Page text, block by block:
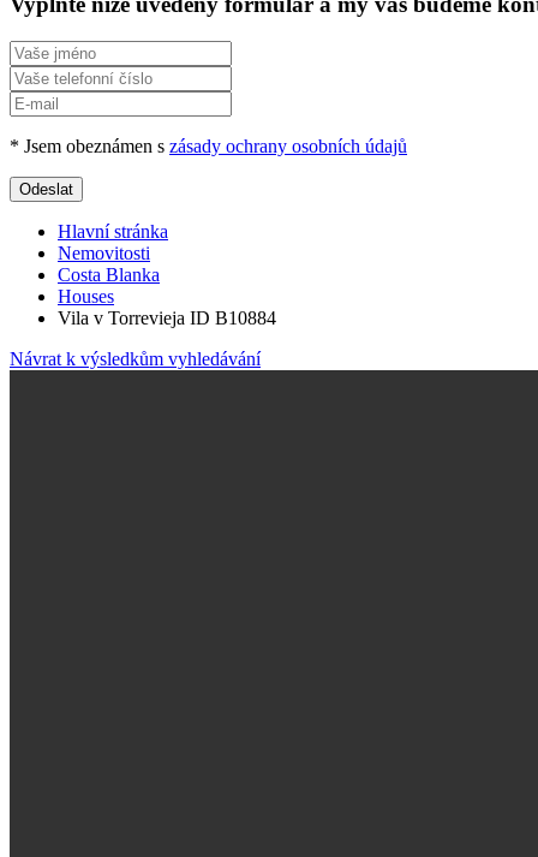
* Jsem obeznámen s zásady ochrany osobních údajů
Odeslat
Hlavní stránka
Nemovitosti
Costa Blanka
Houses
Vila v Torrevieja ID B10884
Návrat k výsledkům vyhledávání